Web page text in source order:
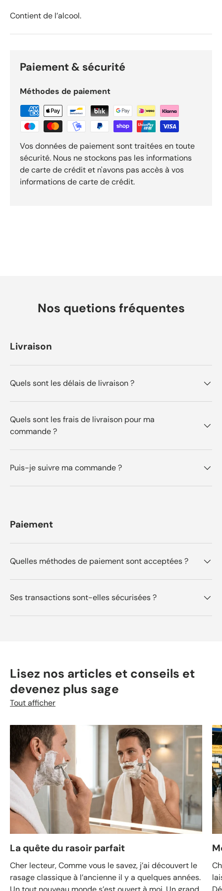
n
R
w
s
Contient de l’alcool.
Paiement & sécurité
Méthodes de paiement
Vos données de paiement sont traitées en toute
sécurité. Nous ne stockons pas les informations
de carte de crédit et n'avons pas accès à vos
informations de carte de crédit.
Nos quetions fréquentes
Livraison
Quels sont les délais de livraison ?
Quels sont les frais de livraison pour ma
commande ?
Puis-je suivre ma commande ?
Paiement
Quelles méthodes de paiement sont acceptées ?
Ses transactions sont-elles sécurisées ?
Lisez nos articles et conseils et
devenez plus sage
Tout afficher
La quête du rasoir parfait
Cher lecteur, Comme vous le savez, j’ai découvert le
rasage classique à l’ancienne il y a quelques années.